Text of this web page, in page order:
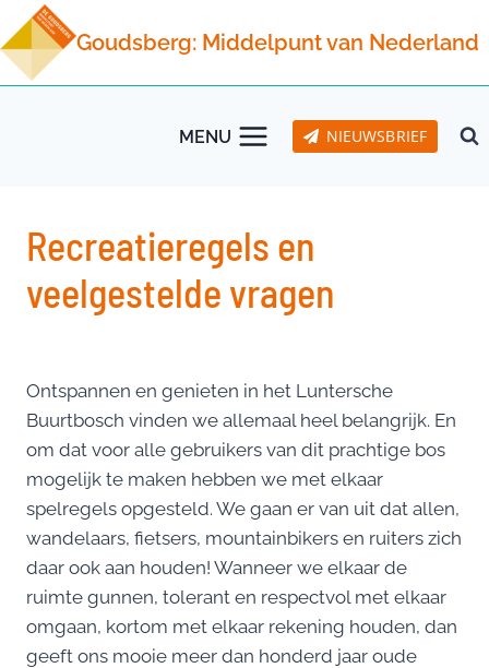
Doorgaan
naar
inhoud
Goudsberg: Middelpunt van Nederland
MENU NIEUWSBRIEF
Recreatieregels en
veelgestelde vragen
Ontspannen en genieten in het Luntersche
Buurtbosch vinden we allemaal heel belangrijk. En
om dat voor alle gebruikers van dit prachtige bos
mogelijk te maken hebben we met elkaar
spelregels opgesteld. We gaan er van uit dat allen,
wandelaars, fietsers, mountainbikers en ruiters zich
daar ook aan houden! Wanneer we elkaar de
ruimte gunnen, tolerant en respectvol met elkaar
omgaan, kortom met elkaar rekening houden, dan
geeft ons mooie meer dan honderd jaar oude